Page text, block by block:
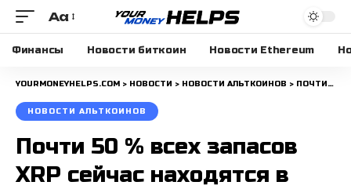
Размера
шрифта
Aa
Финансы Новости биткоин Новости Ethereum
YOURMONEYHELPS.COM > НОВОСТИ > НОВОСТИ АЛЬТКОИНОВ > ПОЧТИ 50 % ВСЕХ ЗАПАСОВ XRP СЕЙЧАС НАХОДЯТСЯ В УБЫТКЕ, ТАК КАК ЦЕНА ОПУСТИЛАСЬ НИЖЕ 2 ДОЛЛАРОВ
НОВОСТИ АЛЬТКОИНОВ
Почти 50 % всех запасов
XRP сейчас находятся в